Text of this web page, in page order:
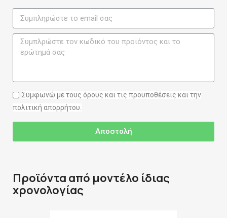
Συμφωνώ με τους όρους και τις προϋποθέσεις και την
πολιτική απορρήτου.
Αποστολή
Προϊόντα από μοντέλο ίδιας
χρονολογίας